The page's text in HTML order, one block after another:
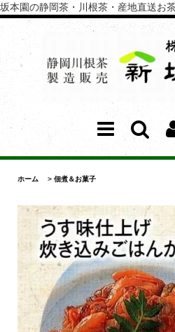
坂本園の静岡茶・川根茶・産地直送お
ホーム > 佃煮＆お菓子